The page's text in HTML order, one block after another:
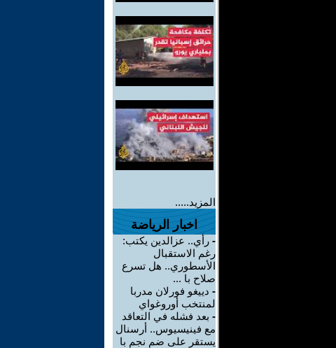
المزيد.....
اخبار الرياضة
- رأي.. عزالدين يكتب:
رغم الاستقبال
الأسطوري.. هل تسرع
صلاح با ...
- دييغو فورلان مدربا
لمنتخب أوروغواي
- بعد فشله في التعاقد
مع فينيسيوس.. أرسنال
يستقر على ضم نجم با